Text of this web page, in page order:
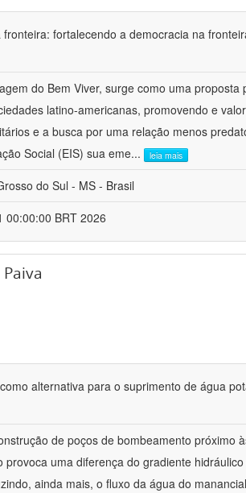
fortalecendo a democracia na
do Bem Viver, surge como uma proposta
latino-americanas, promovendo e
e a busca por uma relação menos
Social (EIS) sua eme... leia mais
do Sul - MS - Brasil
00:00:00 BRT 2026
alternativa para o suprimento de água
de poços de bombeamento próximo
uma diferença do gradiente
ainda mais, o fluxo da água do